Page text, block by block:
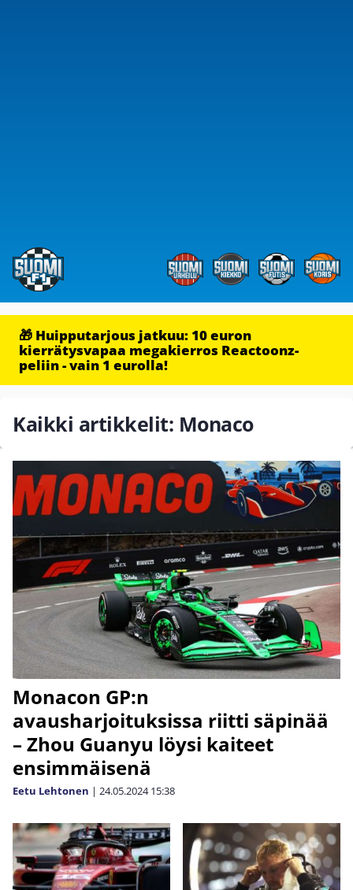
🎁 Huipputarjous jatkuu: 10 euron
kierrätysvapaa megakierros Reactoonz-
peliin - vain 1 eurolla!
Kaikki artikkelit: Monaco
Monacon GP:n
avausharjoituksissa riitti säpinää
– Zhou Guanyu löysi kaiteet
ensimmäisenä
Eetu Lehtonen | 24.05.2024 15:38